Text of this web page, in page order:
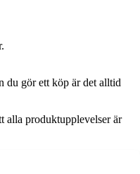
du gör ett köp är det alltid
alla produktupplevelser är